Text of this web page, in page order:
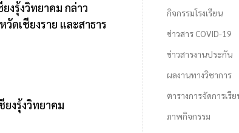
งรุ้งวิทยาคม กล่าว
ดเชียงราย และสาธาร
ยงรุ้งวิทยาคม
กิจกรรมโรงเรียน
ข่าวสาร COVID-19
ข่าวสารงานประกัน
ผลงานทางวิชาการ
ตารางการจัดการเรี
ภาพกิจกรรม